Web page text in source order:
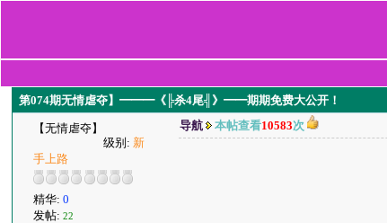
第074期无情虐夺】━━━《╠杀4尾╣》━━期期免费大公开！
【无情虐夺】
级别: 新
手上路
精华:0
发帖:22
导航 本帖查看10583次